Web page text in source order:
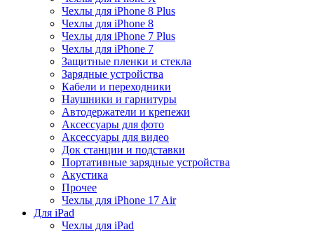
Чехлы для iPhone 8 Plus
Чехлы для iPhone 8
Чехлы для iPhone 7 Plus
Чехлы для iPhone 7
Защитные пленки и стекла
Зарядные устройства
Кабели и переходники
Наушники и гарнитуры
Автодержатели и крепежи
Аксессуары для фото
Аксессуары для видео
Док станции и подставки
Портативные зарядные устройства
Акустика
Прочее
Чехлы для iPhone 17 Air
Для iPad
Чехлы для iPad